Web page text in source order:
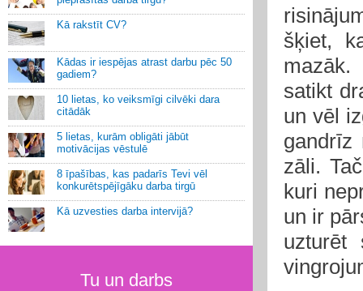
Kā rakstīt CV?
Kādas ir iespējas atrast darbu pēc 50
gadiem?
10 lietas, ko veiksmīgi cilvēki dara
citādāk
5 lietas, kurām obligāti jābūt
motivācijas vēstulē
8 īpašības, kas padarīs Tevi vēl
konkurētspējīgāku darba tirgū
Kā uzvesties darba intervijā?
Tu un darbs
šķiet,
satikt
un vēl
gandrīz
zāli.
kuri
un ir
uzturēt